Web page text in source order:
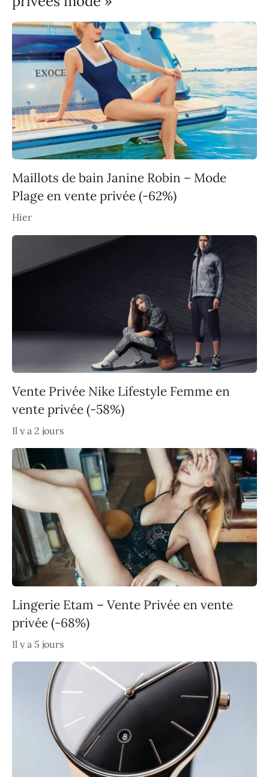
Maillots de bain Janine Robin – Mode
Plage en vente privée (-62%)
Hier
Vente Privée Nike Lifestyle Femme en
vente privée (-58%)
Il y a 2 jours
Lingerie Etam – Vente Privée en vente
privée (-68%)
Il y a 5 jours